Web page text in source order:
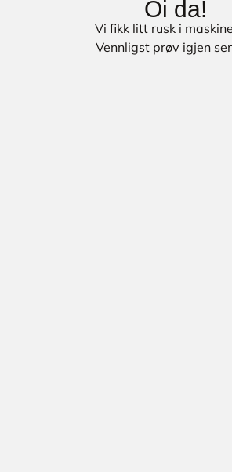
Oi da!
Vi fikk litt rusk i
Vennligst prøv igjen